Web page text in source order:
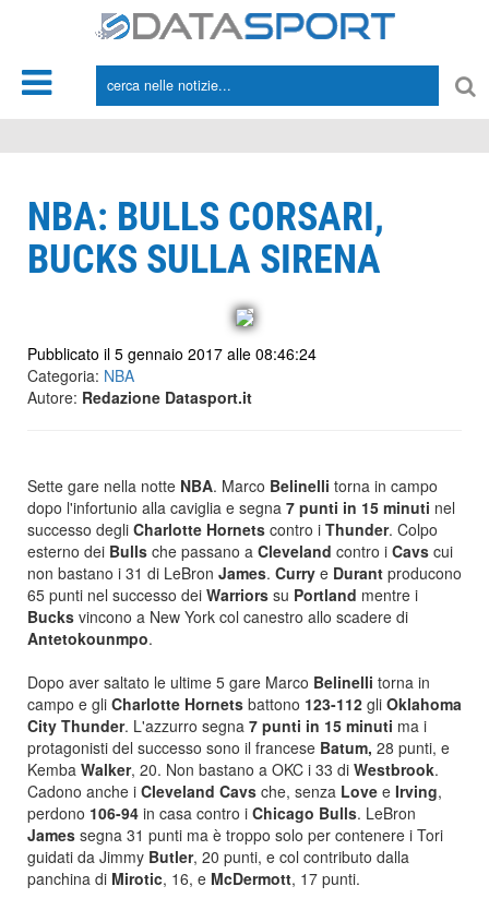
NBA: BULLS CORSARI,
BUCKS SULLA SIRENA
Pubblicato il 5 gennaio 2017 alle 08:46:24
Categoria: NBA
Autore: Redazione Datasport.it
Sette gare nella notte NBA. Marco Belinelli torna in campo
dopo l'infortunio alla caviglia e segna 7 punti in 15 minuti nel
successo degli Charlotte Hornets contro i Thunder. Colpo
esterno dei Bulls che passano a Cleveland contro i Cavs cui
non bastano i 31 di LeBron James. Curry e Durant producono
65 punti nel successo dei Warriors su Portland mentre i
Bucks vincono a New York col canestro allo scadere di
Antetokounmpo.
Dopo aver saltato le ultime 5 gare Marco Belinelli torna in
campo e gli Charlotte Hornets battono 123-112 gli Oklahoma
City Thunder. L'azzurro segna 7 punti in 15 minuti ma i
protagonisti del successo sono il francese Batum, 28 punti, e
Kemba Walker, 20. Non bastano a OKC i 33 di Westbrook.
Cadono anche i Cleveland Cavs che, senza Love e Irving,
perdono 106-94 in casa contro i Chicago Bulls. LeBron
James segna 31 punti ma è troppo solo per contenere i Tori
guidati da Jimmy Butler, 20 punti, e col contributo dalla
panchina di Mirotic, 16, e McDermott, 17 punti.